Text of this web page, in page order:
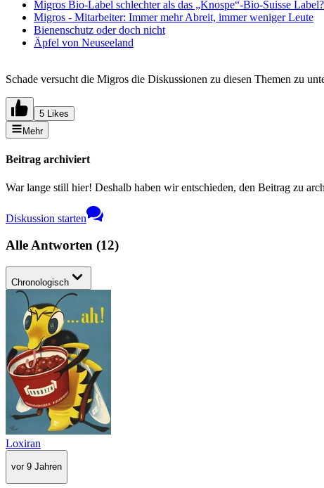
Migros Bio-Label schlechter als das „Knospe“-Bio-Suisse Label?
Migros - Mitarbeiter: Immer mehr Abreit, immer weniger Leute
Bienenschutz oder doch nicht
Äpfel von Neuseeland
Schade versucht die Migros die Diskussionen zu diesen Themen zu
5 Likes
Mehr
Beitrag archiviert
War lange still hier! Deshalb haben wir entschieden, den Beitrag zu
Diskussion starten
Alle Antworten (12)
Chronologisch
Loxiran
vor 9 Jahren